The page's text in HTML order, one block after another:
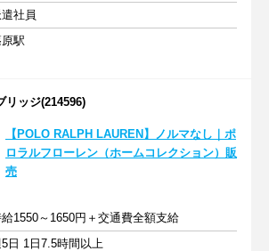
社員
駅
リッジ(214596)
【POLO RALPH LAUREN】ノルマなし｜ポ
ロラルフローレン（ホームコレクション）販
売
1550～1650円＋交通費全額支給
日 1日7.5時間以上